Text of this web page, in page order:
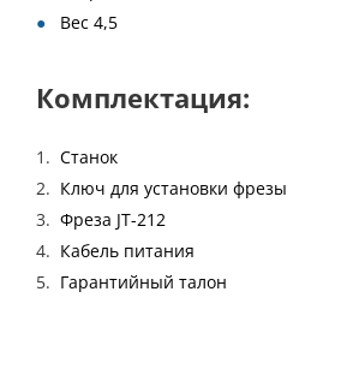
Вес 4,5
Комплектация:
Станок
Ключ для установки фрезы
Фреза JT-212
Кабель питания
Гарантийный талон